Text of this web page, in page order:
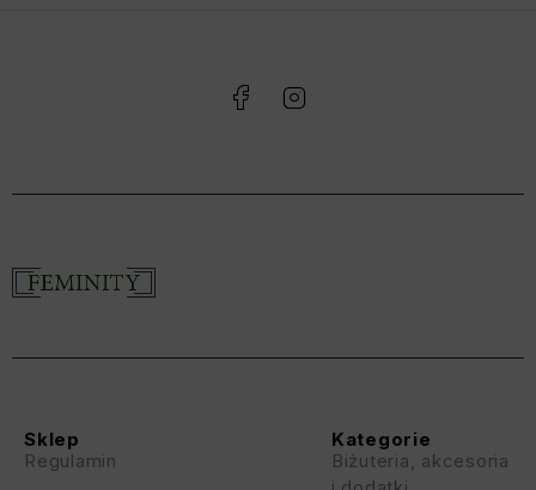
Kategorie
Biżuteria, akcesoria
Sklep
Regulamin